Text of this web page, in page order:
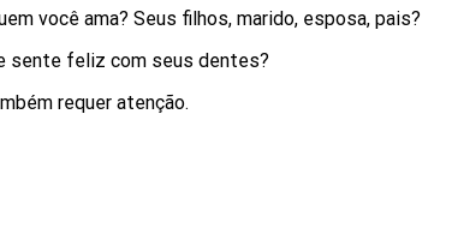
você ama? Seus filhos, marido, esposa, pais?
sente feliz com seus dentes?
requer atenção.